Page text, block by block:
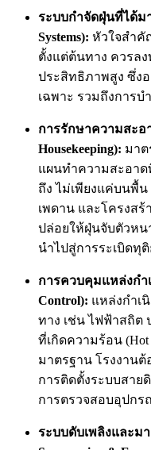
ระบบกำจัดฝุ่นที่ได้มา
Systems): หัวใจสำคั
ตั้งแต่ต้นทาง ควรล
ประสิทธิภาพสูง ซึ่ง
เฉพาะ รวมถึงการบ
การรักษาความสะอ
Housekeeping): มา
แผนทำความสะอา
ถึง ไม่เพียงแค่บนพื้
เพดาน และโครงส
ปล่อยให้ฝุ่นจับตัวหน
นำไปสู่การระเบิดทุ
การควบคุมแหล่งกำ
Control): แหล่งกำเ
ทาง เช่น ไฟฟ้าสถิต
ที่เกิดความร้อน
มาตรฐาน โรงงาน
การติดตั้งระบบสาย
การตรวจสอบอุปกร
ระบบดับเพลิงและม